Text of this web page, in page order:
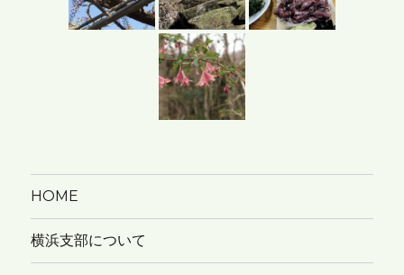
HOME
横浜支部について